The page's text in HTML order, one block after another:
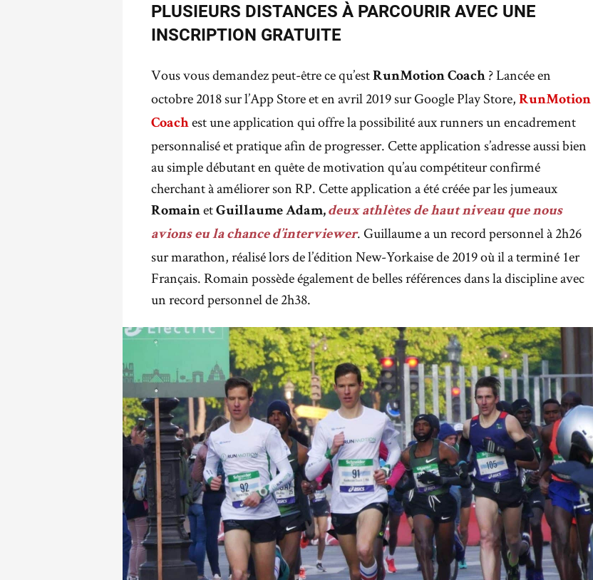
PLUSIEURS DISTANCES À PARCOURIR AVEC UNE
INSCRIPTION GRATUITE
Vous vous demandez peut-être ce qu’est RunMotion Coach ? Lancée en
octobre 2018 sur l’App Store et en avril 2019 sur Google Play Store, RunMotion
Coach est une application qui offre la possibilité aux runners un encadrement
personnalisé et pratique afin de progresser. Cette application s’adresse aussi bien
au simple débutant en quête de motivation qu’au compétiteur confirmé
cherchant à améliorer son RP. Cette application a été créée par les jumeaux
Romain et Guillaume Adam, deux athlètes de haut niveau que nous
avions eu la chance d’interviewer. Guillaume a un record personnel à 2h26
sur marathon, réalisé lors de l’édition New-Yorkaise de 2019 où il a terminé 1er
Français. Romain possède également de belles références dans la discipline avec
un record personnel de 2h38.